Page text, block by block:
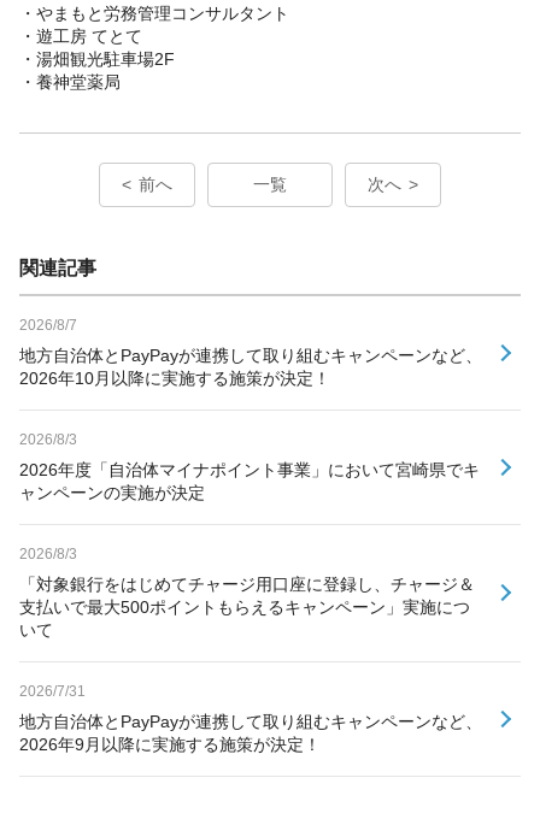
・やまもと労務管理コンサルタント
・遊工房 てとて
・湯畑観光駐車場2F
・養神堂薬局
前へ 一覧 次へ
関連記事
2026/8/7
地方自治体とPayPayが連携して取り組むキャンペーンなど、
2026年10月以降に実施する施策が決定！
2026/8/3
2026年度「自治体マイナポイント事業」において宮崎県でキ
ャンペーンの実施が決定
2026/8/3
「対象銀行をはじめてチャージ用口座に登録し、チャージ＆
支払いで最大500ポイントもらえるキャンペーン」実施につ
いて
2026/7/31
地方自治体とPayPayが連携して取り組むキャンペーンなど、
2026年9月以降に実施する施策が決定！